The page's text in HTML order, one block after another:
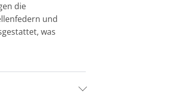
die
und
was